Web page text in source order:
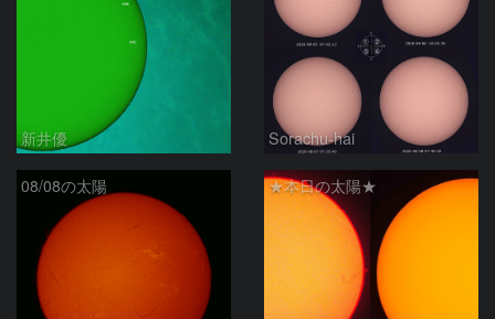
新井優 Sorachu-hai
08/08の太陽 ★本日の太陽★